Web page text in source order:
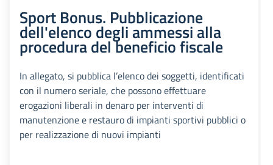
Sport Bonus. Pubblicazione
dell'elenco degli ammessi alla
procedura del beneficio fiscale
In allegato, si pubblica l’elenco dei soggetti, identificati
con il numero seriale, che possono effettuare
erogazioni liberali in denaro per interventi di
manutenzione e restauro di impianti sportivi pubblici o
per realizzazione di nuovi impianti